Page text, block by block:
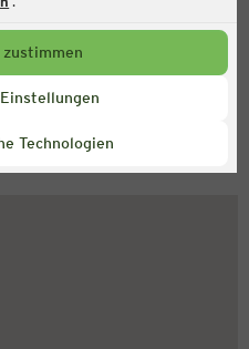
Technologien
98